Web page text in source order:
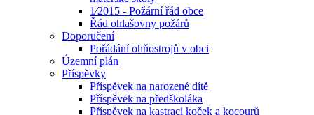
1⁄2015 - Požární řád obce
Řád ohlašovny požárů
Doporučení
Pořádání ohňostrojů v obci
Územní plán
Příspěvky
Příspěvek na narozené dítě
Příspěvek na předškoláka
Příspěvek na kastraci koček a kocourů